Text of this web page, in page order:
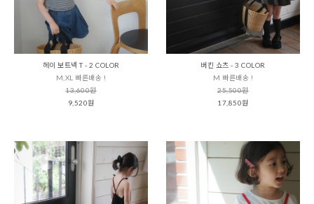
헤이 보트넥 T - 2 COLOR
M,XL 빠른배송 !
13,600원
9,520원
버킨 쇼츠 - 3 COLOR
M 빠른배송 !
25,500원
17,850원